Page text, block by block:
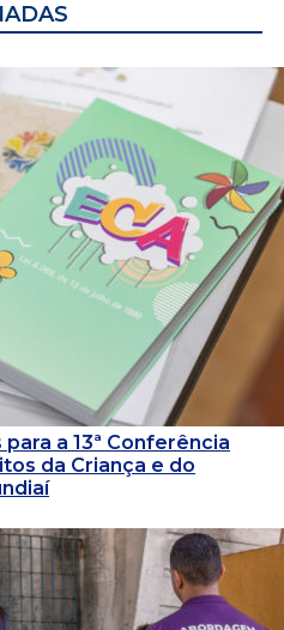
a 13ª Conferência
da Criança e do